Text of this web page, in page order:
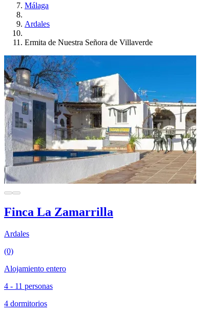
Málaga
Ardales
Ermita de Nuestra Señora de Villaverde
Finca La Zamarrilla
Ardales
(0)
Alojamiento entero
4 - 11 personas
4 dormitorios